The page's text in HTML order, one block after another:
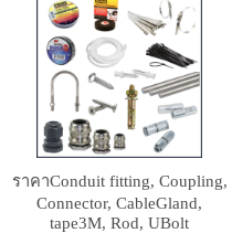
ราคาConduit fitting, Coupling,
Connector, CableGland,
tape3M, Rod, UBolt